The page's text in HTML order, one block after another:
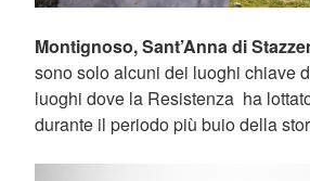
Montignoso, Sant’Anna di
sono solo alcuni dei luoghi chiave
luoghi dove la Resistenza ha
durante il periodo più buio della